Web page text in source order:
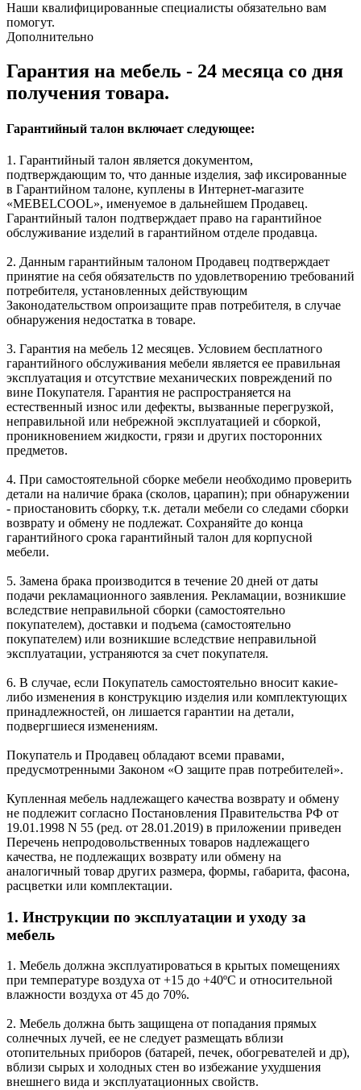
Наши квалифицированные специалисты обязательно вам
помогут.
Дополнительно
Гарантия на мебель - 24 месяца со дня
получения товара.
Гарантийный талон включает следующее:
1. Гарантийный талон является документом,
подтверждающим то, что данные изделия, заф иксированные
в Гарантийном талоне, куплены в Интернет-магазите
«MEBELCOOL», именуемое в дальнейшем Продавец.
Гарантийный талон подтверждает право на гарантийное
обслуживание изделий в гарантийном отделе продавца.
2. Данным гарантийным талоном Продавец подтверждает
принятие на себя обязательств по удовлетворению требований
потребителя, установленных действующим
Законодательством опроизащите прав потребителя, в случае
обнаружения недостатка в товаре.
3. Гарантия на мебель 12 месяцев. Условием бесплатного
гарантийного обслуживания мебели является ее правильная
эксплуатация и отсутствие механических повреждений по
вине Покупателя. Гарантия не распространяется на
естественный износ или дефекты, вызванные перегрузкой,
неправильной или небрежной эксплуатацией и сборкой,
проникновением жидкости, грязи и других посторонних
предметов.
4. При самостоятельной сборке мебели необходимо проверить
детали на наличие брака (сколов, царапин); при обнаружении
- приостановить сборку, т.к. детали мебели со следами сборки
возврату и обмену не подлежат. Сохраняйте до конца
гарантийного срока гарантийный талон для корпусной
мебели.
5. Замена брака производится в течение 20 дней от даты
подачи рекламационного заявления. Рекламации, возникшие
вследствие неправильной сборки (самостоятельно
покупателем), доставки и подъема (самостоятельно
покупателем) или возникшие вследствие неправильной
эксплуатации, устраняются за счет покупателя.
6. В случае, если Покупатель самостоятельно вносит какие-
либо изменения в конструкцию изделия или комплектующих
принадлежностей, он лишается гарантии на детали,
подвергшиеся изменениям.
Покупатель и Продавец обладают всеми правами,
предусмотренными Законом «О защите прав потребителей».
Купленная мебель надлежащего качества возврату и обмену
не подлежит согласно Постановления Правительства РФ от
19.01.1998 N 55 (ред. от 28.01.2019) в приложении приведен
Перечень непродовольственных товаров надлежащего
качества, не подлежащих возврату или обмену на
аналогичный товар других размера, формы, габарита, фасона,
расцветки или комплектации.
1. Инструкции по эксплуатации и уходу за
мебель
1. Мебель должна эксплуатироваться в крытых помещениях
при температуре воздуха от +15 до +40ºС и относительной
влажности воздуха от 45 до 70%.
2. Мебель должна быть защищена от попадания прямых
солнечных лучей, ее не следует размещать вблизи
отопительных приборов (батарей, печек, обогревателей и др),
вблизи сырых и холодных стен во избежание ухудшения
внешнего вида и эксплуатационных свойств.